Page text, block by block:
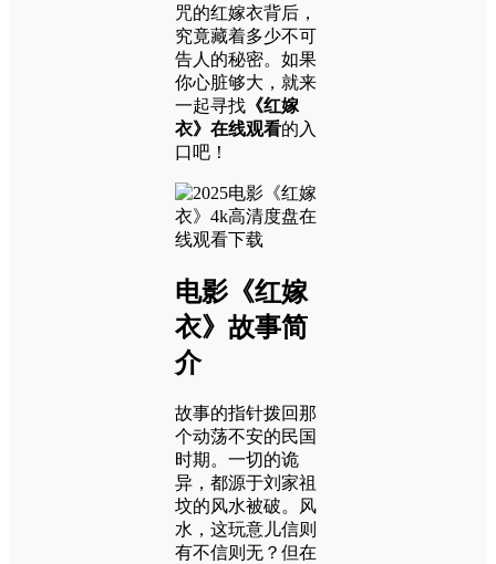
咒的红嫁衣背后，
究竟藏着多少不可
告人的秘密。如果
你心脏够大，就来
一起寻找 《红嫁
衣》在线观看的入
口吧！
电影《红嫁
衣》故事简
介
故事的指针拨回那
个动荡不安的民国
时期。一切的诡
异，都源于刘家祖
坟的风水被破。风
水，这玩意儿信则
有不信则无？但在